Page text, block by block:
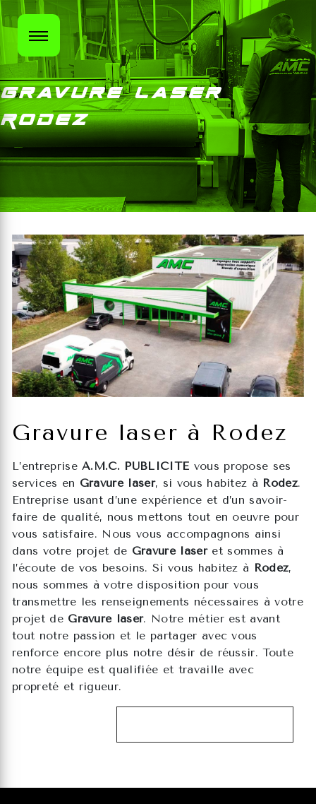
Gravure laser
Rodez
Gravure laser à Rodez
L’entrepriseA.M.C. PUBLICITE vous propose ses
services en Gravure laser, si vous habitez à Rodez.
Entreprise usant d’une expérience et d’un savoir-
faire de qualité, nous mettons tout en oeuvre pour
vous satisfaire. Nous vous accompagnons ainsi
dans votre projet de Gravure laseret sommes à
l’écoute de vos besoins. Si vous habitez à Rodez,
nous sommes à votre disposition pour vous
transmettre les renseignements nécessaires à votre
projet de Gravure laser. Notre métier est avant
tout notre passion et le partager avec vous
renforce encore plus notre désir de réussir. Toute
notre équipe est qualifiée et travaille avec
propreté et rigueur.
Panneau de gestion des cookies